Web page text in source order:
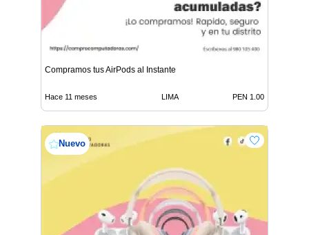
Compramos tus AirPods al Instante
Hace 11 meses LIMA PEN 1.00
Nuevo